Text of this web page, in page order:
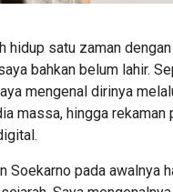
hidup satu zaman
bahkan belum lahir.
mengenal dirinya
massa, hingga rekaman
Soekarno pada awalnya